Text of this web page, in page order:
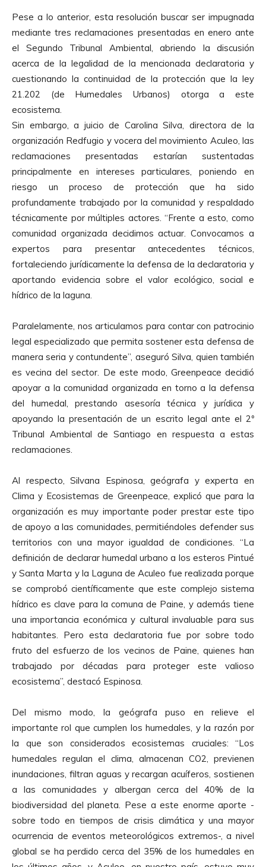
Pese a lo anterior, esta resolución buscar ser impugnada
mediante tres reclamaciones presentadas en enero ante
el Segundo Tribunal Ambiental, abriendo la discusión
acerca de la legalidad de la mencionada declaratoria y
cuestionando la continuidad de la protección que la ley
21.202 (de Humedales Urbanos) otorga a este
ecosistema.
Sin embargo, a juicio de Carolina Silva, directora de la
organización Redfugio y vocera del movimiento Aculeo, las
reclamaciones presentadas estarían sustentadas
principalmente en intereses particulares, poniendo en
riesgo un proceso de protección que ha sido
profundamente trabajado por la comunidad y respaldado
técnicamente por múltiples actores. “Frente a esto, como
comunidad organizada decidimos actuar. Convocamos a
expertos para presentar antecedentes técnicos,
fortaleciendo jurídicamente la defensa de la declaratoria y
aportando evidencia sobre el valor ecológico, social e
hídrico de la laguna.
Paralelamente, nos articulamos para contar con patrocinio
legal especializado que permita sostener esta defensa de
manera seria y contundente”, aseguró Silva, quien también
es vecina del sector. De este modo, Greenpeace decidió
apoyar a la comunidad organizada en torno a la defensa
del humedal, prestando asesoría técnica y jurídica y
apoyando la presentación de un escrito legal ante el 2º
Tribunal Ambiental de Santiago en respuesta a estas
reclamaciones.
Al respecto, Silvana Espinosa, geógrafa y experta en
Clima y Ecosistemas de Greenpeace, explicó que para la
organización es muy importante poder prestar este tipo
de apoyo a las comunidades, permitiéndoles defender sus
territorios con una mayor igualdad de condiciones. “La
definición de declarar humedal urbano a los esteros Pintué
y Santa Marta y la Laguna de Aculeo fue realizada porque
se comprobó científicamente que este complejo sistema
hídrico es clave para la comuna de Paine, y además tiene
una importancia económica y cultural invaluable para sus
habitantes. Pero esta declaratoria fue por sobre todo
fruto del esfuerzo de los vecinos de Paine, quienes han
trabajado por décadas para proteger este valioso
ecosistema”, destacó Espinosa.
Del mismo modo, la geógrafa puso en relieve el
importante rol que cumplen los humedales, y la razón por
la que son considerados ecosistemas cruciales: “Los
humedales regulan el clima, almacenan CO2, previenen
inundaciones, filtran aguas y recargan acuíferos, sostienen
a las comunidades y albergan cerca del 40% de la
biodiversidad del planeta. Pese a este enorme aporte -
sobre todo en tiempos de crisis climática y una mayor
ocurrencia de eventos meteorológicos extremos-, a nivel
global se ha perdido cerca del 35% de los humedales en